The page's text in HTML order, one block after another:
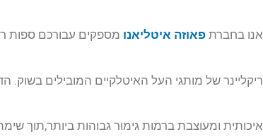
אנו בחברת פאוזה איטליאנו מספקים עבורכם ספות
ריקליינר של מותגי העל האיטלקיים המובילים בשוק.
איכותית ומעוצבת ברמות גימור גבוהות ביותר,תוך